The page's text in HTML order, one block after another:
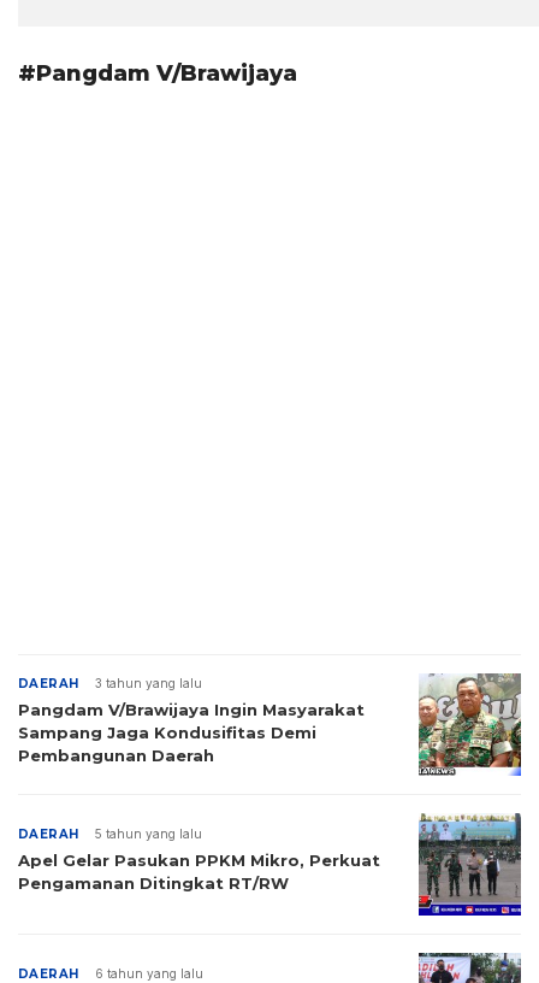
#Pangdam V/Brawijaya
DAERAH 3 tahun yang lalu
Pangdam V/Brawijaya Ingin Masyarakat
Sampang Jaga Kondusifitas Demi
Pembangunan Daerah
DAERAH 5 tahun yang lalu
Apel Gelar Pasukan PPKM Mikro, Perkuat
Pengamanan Ditingkat RT/RW
DAERAH 6 tahun yang lalu